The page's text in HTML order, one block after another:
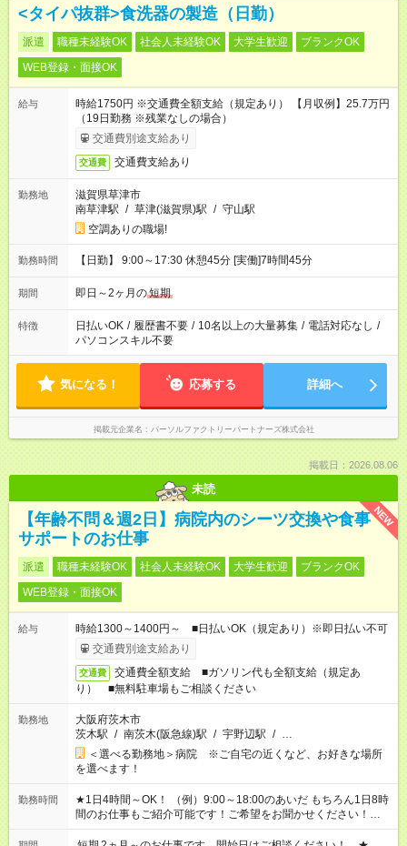
<タイパ抜群>食洗器の製造（日勤）
派遣 職種未経験OK 社会人未経験OK 大学生歓迎
ブランクOK
WEB登録・面接OK
給与
時給1750円 ※交通費全額支給（規定あり） 【月収例】25.7万円
（19日勤務 ※残業なしの場合）
交通費別途支給あり
交通費 交通費支給あり
勤務地
滋賀県草津市
南草津駅 / 草津(滋賀県)駅 / 守山駅
空調ありの職場!
勤務時間 【日勤】 9:00～17:30 休憩45分 [実働]7時間45分
期間 即日～2ヶ月の短期
特徴 日払いOK / 履歴書不要 / 10名以上の大量募集 / 電話対応なし /
パソコンスキル不要
気になる！ 応募する 詳細へ
掲載元企業名 パーソルファクトリーパートナーズ株式会社
掲載日：2026.08.06
未読
NEW
【年齢不問＆週2日】病院内のシーツ交換や食事
サポートのお仕事
派遣 職種未経験OK 社会人未経験OK 大学生歓迎
ブランクOK
WEB登録・面接OK
給与
時給1300～1400円～ ■日払いOK（規定あり）※即日払い不可
交通費別途支給あり
交通費
交通費全額支給 ■ガソリン代も全額支給（規定あ
り） ■無料駐車場もご相談ください
勤務地
大阪府茨木市
茨木駅 / 南茨木(阪急線)駅 / 宇野辺駅 / …
＜選べる勤務地＞病院 ※ご自宅の近くなど、お好きな場所
を選べます！
勤務時間
★1日4時間～OK！ （例）9:00～18:00のあいだ もちろん1日8時
間のお仕事もご紹介可能です！ご希望をお聞かせください！★家
庭の都合でお休みが必要な場合も遠慮なくご相談ください。 ※
週最低15時間以上の勤務が必要です